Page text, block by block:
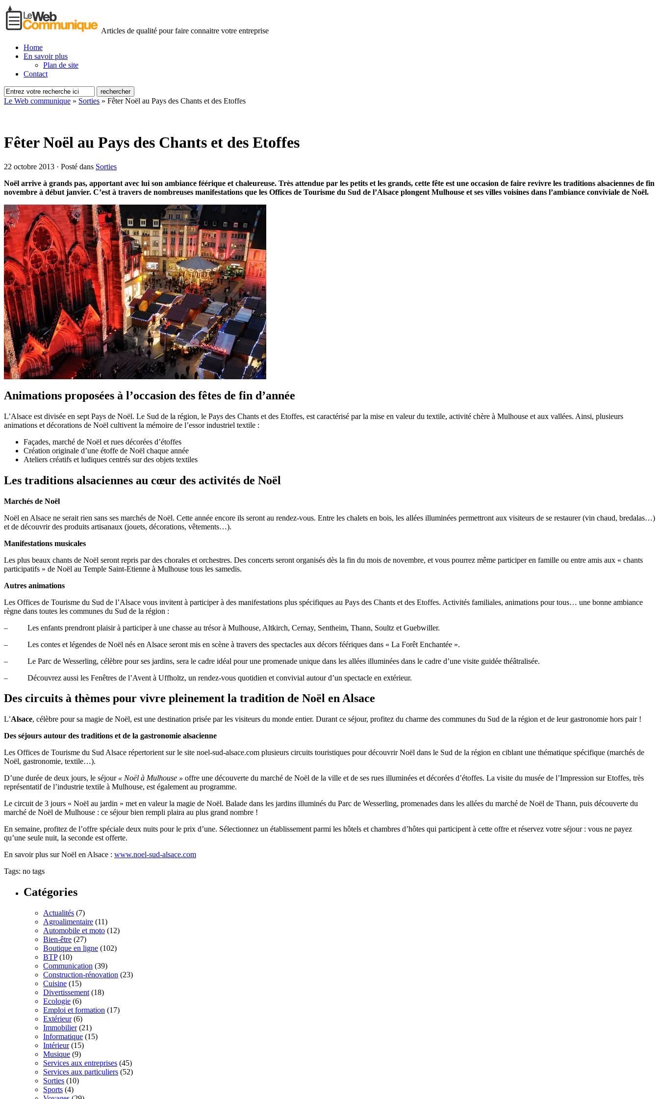
Articles de qualité pour faire connaitre votre entreprise
Home
En savoir plus
Plan de site
Contact
Le Web communique » Sorties » Fêter Noël au Pays des Chants et des Etoffes
Fêter Noël au Pays des Chants et des Etoffes
22 octobre 2013 · Posté dans Sorties
Noël arrive à grands pas, apportant avec lui son ambiance féérique et chaleureuse. Très attendue par les petits et les grands, cette fête est une occasion de faire revivre les traditions alsaciennes de fin
novembre à début janvier. C’est à travers de nombreuses manifestations que les Offices de Tourisme du Sud de l’Alsace plongent Mulhouse et ses villes voisines dans l’ambiance conviviale de Noël.
Animations proposées à l’occasion des fêtes de fin d’année
L’Alsace est divisée en sept Pays de Noël. Le Sud de la région, le Pays des Chants et des Etoffes, est caractérisé par la mise en valeur du textile, activité chère à Mulhouse et aux vallées. Ainsi, plusieurs
animations et décorations de Noël cultivent la mémoire de l’essor industriel textile :
Façades, marché de Noël et rues décorées d’étoffes
Création originale d’une étoffe de Noël chaque année
Ateliers créatifs et ludiques centrés sur des objets textiles
Les traditions alsaciennes au cœur des activités de Noël
Marchés de Noël
Noël en Alsace ne serait rien sans ses marchés de Noël. Cette année encore ils seront au rendez-vous. Entre les chalets en bois, les allées illuminées permettront aux visiteurs de se restaurer (vin chaud, bredalas…)
et de découvrir des produits artisanaux (jouets, décorations, vêtements…).
Manifestations musicales
Les plus beaux chants de Noël seront repris par des chorales et orchestres. Des concerts seront organisés dès la fin du mois de novembre, et vous pourrez même participer en famille ou entre amis aux « chants
participatifs » de Noël au Temple Saint-Etienne à Mulhouse tous les samedis.
Autres animations
Les Offices de Tourisme du Sud de l’Alsace vous invitent à participer à des manifestations plus spécifiques au Pays des Chants et des Etoffes. Activités familiales, animations pour tous… une bonne ambiance
règne dans toutes les communes du Sud de la région :
– Les enfants prendront plaisir à participer à une chasse au trésor à Mulhouse, Altkirch, Cernay, Sentheim, Thann, Soultz et Guebwiller.
– Les contes et légendes de Noël nés en Alsace seront mis en scène à travers des spectacles aux décors féériques dans « La Forêt Enchantée ».
– Le Parc de Wesserling, célèbre pour ses jardins, sera le cadre idéal pour une promenade unique dans les allées illuminées dans le cadre d’une visite guidée théâtralisée.
– Découvrez aussi les Fenêtres de l’Avent à Uffholtz, un rendez-vous quotidien et convivial autour d’un spectacle en extérieur.
Des circuits à thèmes pour vivre pleinement la tradition de Noël en Alsace
L’Alsace, célèbre pour sa magie de Noël, est une destination prisée par les visiteurs du monde entier. Durant ce séjour, profitez du charme des communes du Sud de la région et de leur gastronomie hors pair !
Des séjours autour des traditions et de la gastronomie alsacienne
Les Offices de Tourisme du Sud Alsace répertorient sur le site noel-sud-alsace.com plusieurs circuits touristiques pour découvrir Noël dans le Sud de la région en ciblant une thématique spécifique (marchés de
Noël, gastronomie, textile…).
D’une durée de deux jours, le séjour « Noël à Mulhouse » offre une découverte du marché de Noël de la ville et de ses rues illuminées et décorées d’étoffes. La visite du musée de l’Impression sur Etoffes, très
représentatif de l’industrie textile à Mulhouse, est également au programme.
Le circuit de 3 jours « Noël au jardin » met en valeur la magie de Noël. Balade dans les jardins illuminés du Parc de Wesserling, promenades dans les allées du marché de Noël de Thann, puis découverte du
marché de Noël de Mulhouse : ce séjour bien rempli plaira au plus grand nombre !
En semaine, profitez de l’offre spéciale deux nuits pour le prix d’une. Sélectionnez un établissement parmi les hôtels et chambres d’hôtes qui participent à cette offre et réservez votre séjour : vous ne payez
qu’une seule nuit, la seconde est offerte.
En savoir plus sur Noël en Alsace : www.noel-sud-alsace.com
Tags: no tags
Catégories
Actualités (7)
Agroalimentaire (11)
Automobile et moto (12)
Bien-être (27)
Boutique en ligne (102)
BTP(10)
Communication (39)
Construction-rénovation (23)
Cuisine (15)
Divertissement (18)
Ecologie (6)
Emploi et formation (17)
Extérieur(6)
Immobilier(21)
Informatique (15)
Intérieur(15)
Musique (9)
Services aux entreprises (45)
Services aux particuliers (52)
Sorties (10)
Sports (4)